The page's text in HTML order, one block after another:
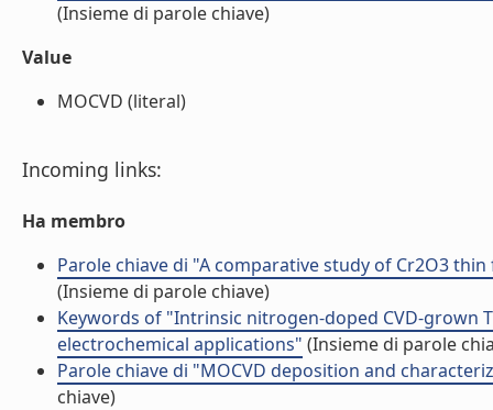
(Insieme di parole chiave)
Value
MOCVD (literal)
Incoming links:
Ha membro
Parole chiave di "A comparative study of Cr2O3
(Insieme di parole chiave)
Keywords of "Intrinsic nitrogen-doped CVD-
electrochemical applications" (Insieme di parole
Parole chiave di "MOCVD deposition and
chiave)